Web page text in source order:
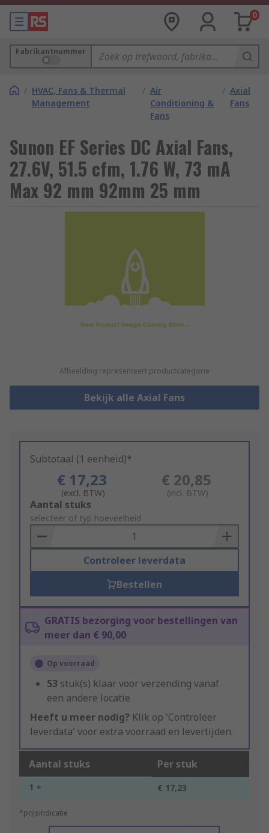
0
Fabrikantnummer
/ HVAC, Fans & Thermal
Management
/ Air
Conditioning &
Fans
/ Axial
Fans
Sunon EF Series DC Axial Fans,
27.6V, 51.5 cfm, 1.76 W, 73 mA
Max 92 mm 92mm 25 mm
Afbeelding representeert productcategorie
Bekijk alle Axial Fans
Subtotaal (1 eenheid)*
€ 17,23
(excl. BTW)
€ 20,85
(incl. BTW)
Add
to
Basket
Aantal stuks
selecteer of typ hoeveelheid
Controleer leverdata
Bestellen
GRATIS bezorging voor bestellingen van
meer dan € 90,00
Op voorraad
53 stuk(s) klaar voor verzending vanaf
een andere locatie
Heeft u meer nodig? Klik op 'Controleer
leverdata' voor extra voorraad en levertijden.
Aantal stuks Per stuk
1 + € 17,23
*prijsindicatie